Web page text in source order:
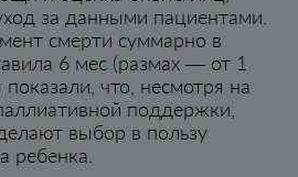
за данными пациентами.
смерти суммарно в
6 мес (размах — от 1
что, несмотря на
поддержки,
выбор в пользу
ребенка.